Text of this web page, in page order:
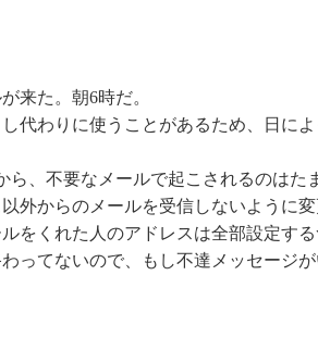
来た。朝6時だ。
代わりに使うことがあるため、日に
ら、不要なメールで起こされるのはた
外からのメールを受信しないように変
をくれた人のアドレスは全部設定す
ってないので、もし不達メッセージ